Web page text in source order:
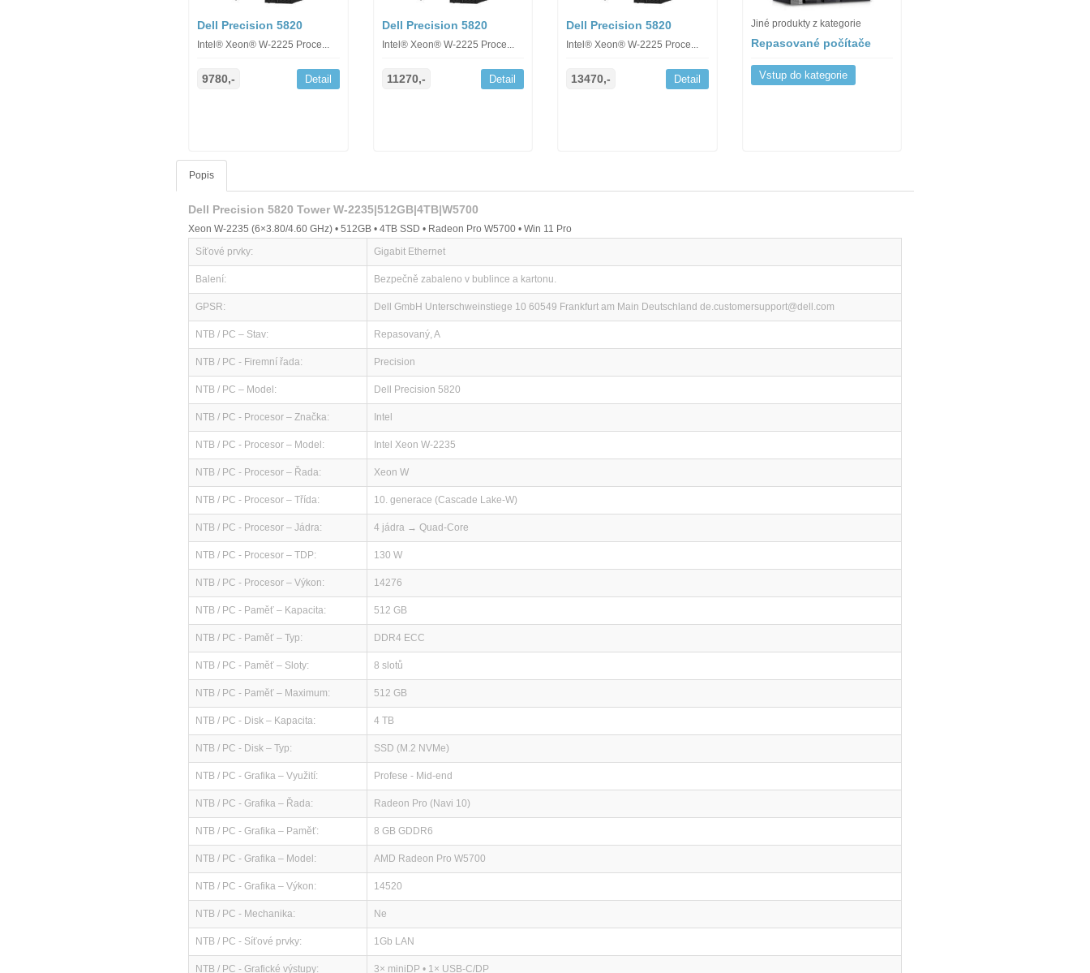
Dell Precision 5820
Intel® Xeon® W-2225 Proce...
9780,- Detail
Dell Precision 5820
Intel® Xeon® W-2225 Proce...
11270,- Detail
Dell Precision 5820
Intel® Xeon® W-2225 Proce...
13470,- Detail
Jiné produkty z kategorie
Repasované počítače
Vstup do kategorie
Popis
Dell Precision 5820 Tower W-2235|512GB|4TB|W5700
Xeon W-2235 (6×3.80/4.60 GHz) • 512GB • 4TB SSD • Radeon Pro W5700 • Win 11 Pro
Síťové prvky:
Gigabit Ethernet
Balení: Bezpečně zabaleno v bublince a kartonu.
GPSR: Dell GmbH Unterschweinstiege 10 60549 Frankfurt am Main Deutschland de.customersupport@dell.com
NTB / PC – Stav: Repasovaný, A
NTB / PC - Firemní řada: Precision
NTB / PC – Model: Dell Precision 5820
NTB / PC - Procesor – Značka: Intel
NTB / PC - Procesor – Model: Intel Xeon W-2235
NTB / PC - Procesor – Řada: Xeon W
NTB / PC - Procesor – Třída: 10. generace (Cascade Lake-W)
NTB / PC - Procesor – Jádra: 4 jádra → Quad-Core
NTB / PC - Procesor – TDP: 130 W
NTB / PC - Procesor – Výkon: 14276
NTB / PC - Paměť – Kapacita: 512 GB
NTB / PC - Paměť – Typ: DDR4 ECC
NTB / PC - Paměť – Sloty: 8 slotů
NTB / PC - Paměť – Maximum: 512 GB
NTB / PC - Disk – Kapacita: 4 TB
NTB / PC - Disk – Typ: SSD (M.2 NVMe)
NTB / PC - Grafika – Využití: Profese - Mid-end
NTB / PC - Grafika – Řada: Radeon Pro (Navi 10)
NTB / PC - Grafika – Paměť: 8 GB GDDR6
NTB / PC - Grafika – Model: AMD Radeon Pro W5700
NTB / PC - Grafika – Výkon: 14520
NTB / PC - Mechanika: Ne
NTB / PC - Síťové prvky: 1Gb LAN
NTB / PC - Grafické výstupy: 3× miniDP • 1× USB-C/DP